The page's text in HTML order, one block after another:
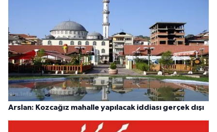
Arslan: Kozcağız mahalle yapılacak iddiası gerçek dışı